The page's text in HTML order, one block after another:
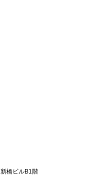
橋ビルB1階